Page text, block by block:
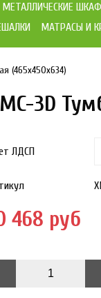
МЕТАЛЛИЧЕСКИЕ
МАТРАСЫ И
(465х450х634)
3D
ЛДСП
468 руб